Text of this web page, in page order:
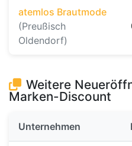
atemlos Brautmode
(Preußisch
Oldendorf)
Weitere
Marken-Discount
Unternehmen